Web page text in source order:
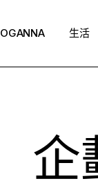
OGANNA 生活
企